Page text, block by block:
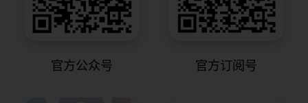
官方公众号 官方订阅号